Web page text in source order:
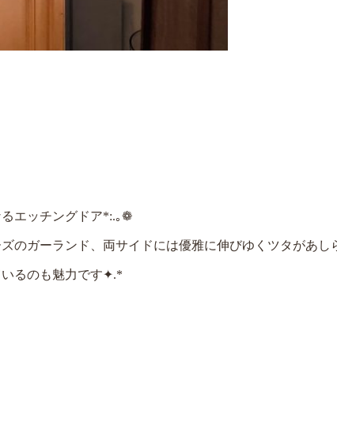
エッチングドア*:.｡❁
のガーランド、両サイドには優雅に伸びゆくツタがあし
るのも魅力です✦.*